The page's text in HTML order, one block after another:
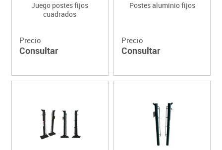
Juego postes fijos
cuadrados
Precio
Consultar
Postes aluminio fijos
Precio
Consultar